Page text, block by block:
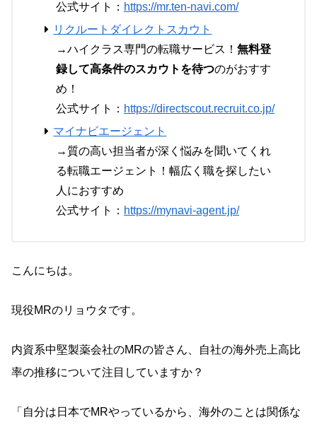
公式サイト： https://mr.ten-navi.com/
リクルートダイレクトスカウト
→ハイクラス専門の転職サービス！ 無料登
録して高条件のスカウトを待つのがおすす
め！
公式サイト： https://directscout.recruit.co.jp/
マイナビエージェント
→質の高い担当者が深く悩みを聞いてくれ
る転職エージェント！幅広く職を探したい
人におすすめ
公式サイト： https://mynavi-agent.jp/
こんにちは。
現役MRのリョウタです。
内資系中堅製薬会社のMRの皆さん、自社の海外売上高比
率の推移について注目していますか？
「自分は日本でMRやっているから、海外のことは関係な